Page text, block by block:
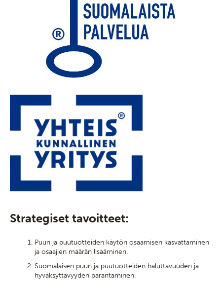
Strategiset tavoitteet:
Puun ja puutuotteiden käytön osaamisen kasvattaminen
ja osaajien määrän lisääminen.
Suomalaisen puun ja puutuotteiden haluttavuuden ja
hyväksyttävyyden parantaminen.